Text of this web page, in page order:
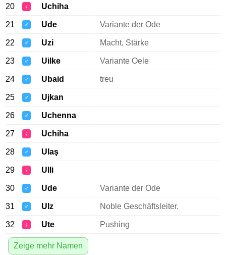
20 ♀ Uchiha
21 ♂ Ude Variante der Ode
22 ♂ Uzi Macht, Stärke
23 ♂ Uilke Variante Oele
24 ♂ Ubaid treu
25 ♂ Ujkan
26 ♂ Uchenna
27 ♀ Uchiha
28 ♂ Ulaş
29 ♀ Ulli
30 ♂ Ude Variante der Ode
31 ♂ Ulz Noble Geschäftsleiter.
32 ♀ Ute Pushing
Zeige mehr Namen